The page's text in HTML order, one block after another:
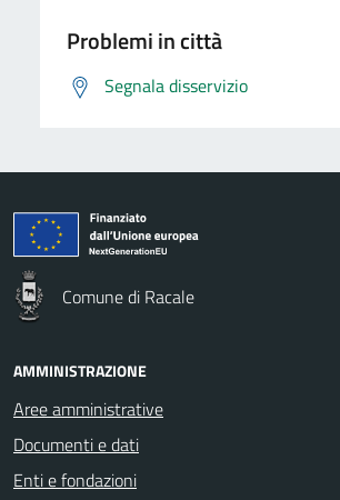
Problemi in città
Segnala disservizio
Comune di Racale
AMMINISTRAZIONE
Aree amministrative
Documenti e dati
Enti e fondazioni